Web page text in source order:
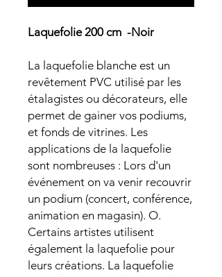
Laquefolie 200 cm -Noir
La laquefolie blanche est un
revêtement PVC utilisé par les
étalagistes ou décorateurs, elle
permet de gainer vos podiums,
et fonds de vitrines. Les
applications de la laquefolie
sont nombreuses : Lors d'un
événement on va venir recouvrir
un podium (concert, conférence,
animation en magasin). O.
Certains artistes utilisent
également la laquefolie pour
leurs créations. La laquefolie